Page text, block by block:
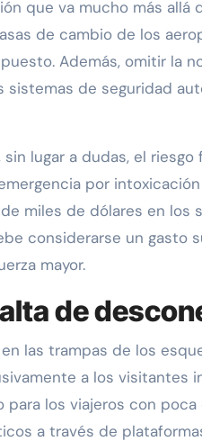
que va mucho más
de cambio de los
Además, omitir la
de seguridad
lugar a dudas, el
por
miles de dólares en los
considerarse un gasto
mayor.
de
en las trampas de los
a los visitantes
para los viajeros con
a través de